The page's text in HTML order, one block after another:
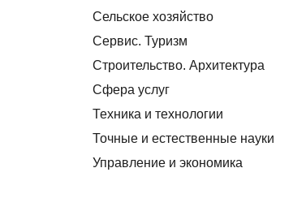
Сельское хозяйство
Сервис. Туризм
Строительство. Архитектура
Сфера услуг
Техника и технологии
Точные и естественные науки
Управление и экономика